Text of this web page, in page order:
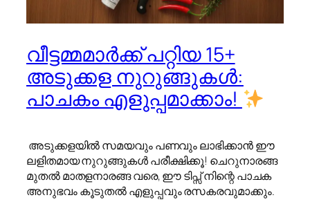
വീട്ടമ്മമാർക്ക് പറ്റിയ 15+
അടുക്കള നുറുങ്ങുകൾ:
പാചകം എളുപ്പമാക്കാം!
അടുക്കളയിൽ സമയവും പണവും ലാഭിക്കാൻ ഈ
ലളിതമായ നുറുങ്ങുകൾ പരീക്ഷിക്കൂ! ചെറുനാരങ്ങ
മുതൽ മാതളനാരങ്ങ വരെ, ഈ ടിപ്സ് നിന്റെ പാചക
അനുഭവം കൂടുതൽ എളുപ്പവും രസകരവുമാക്കും.